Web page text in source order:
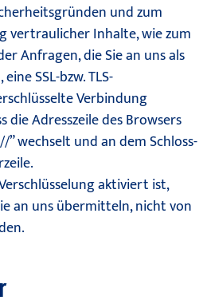
und zum
vertraulicher Inhalte, wie zum
Anfragen, die Sie an uns als
SSL-bzw. TLS-
Verbindung
die Adresszeile des Browsers
wechselt und an dem Schloss-
aktiviert ist,
an uns übermitteln, nicht von